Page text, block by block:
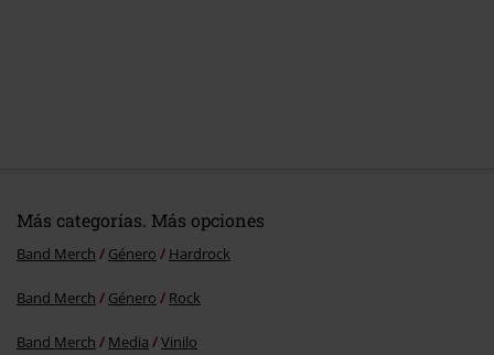
Más categorías. Más opciones
Band Merch Género Hardrock
Band Merch Género Rock
Band Merch Media Vinilo